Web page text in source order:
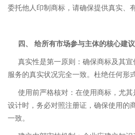
委托他人印制商标，请确保提供真实、
四、 给所有市场参与主体的核心建议
真实性是第一原则：确保商标及其
服务的真实状况完全一致。杜绝任何形
使用前严格核对：在使用商标，尤
设计时，务必对照注册证，确保使用的
一致。